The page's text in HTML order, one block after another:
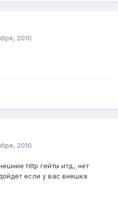
2010
2010
http гейты итд., нет
если у вас внешка